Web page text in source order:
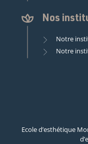
Nos
Notre
Notre
Ecole d’esthétique